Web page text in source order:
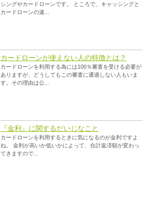
シングやカードローンです。 ところで、キャッシングと
カードローンの違...
カードローンが使えない人の特徴とは？
カードローンを利用する為には100％審査を受ける必要が
ありますが、どうしてもこの審査に通過しない人もいま
す。その理由は公...
『金利』に関するだいじなこと
カードローンを利用するときに気になるのが金利ですよ
ね。 金利が高いか低いかによって、合計返済額が変わっ
てきますので...